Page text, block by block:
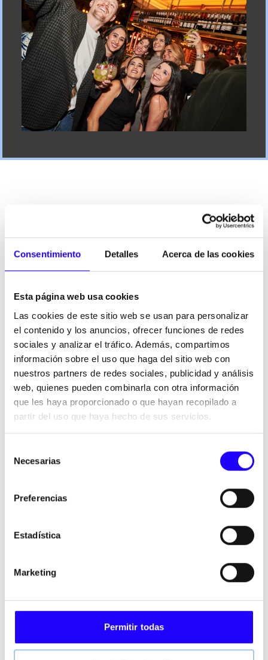
Consentimiento Detalles Acerca de las cookies
Esta página web usa cookies
Las cookies de este sitio web se usan para personalizar
el contenido y los anuncios, ofrecer funciones de redes
sociales y analizar el tráfico. Además, compartimos
información sobre el uso que haga del sitio web con
nuestros partners de redes sociales, publicidad y análisis
web, quienes pueden combinarla con otra información
que les haya proporcionado o que hayan recopilado a
partir del uso que haya hecho de sus servicios.
Necesarias
Preferencias
Estadística
Marketing
Permitir todas
FoodBoxreúne un portfolio de marcas complementarias,
responder a distintos momentos de consumo dentro de la
restauración organizada.
Desde conceptos de Coffee & Bakery hasta restauración
casual y urbana, cada marca combina identidad propia,
eficiencia operativa y capacidad de expansión.
Un ecosistema multimarca coherente, pensado para atraer
y satisfacer a los miles de clientes que visitan nuestros
establecimientos a diario.